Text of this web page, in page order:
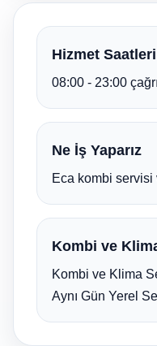
Hizmet Saatleri
08:00 - 23:00
Ne İş Yaparız
Eca kombi
Kombi ve
Kombi ve Klima
Aynı Gün Yerel